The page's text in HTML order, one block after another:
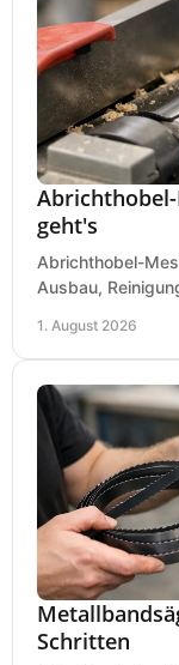
geht's
Abrichthobel-
Ausbau,
1. August 2026
Schritten